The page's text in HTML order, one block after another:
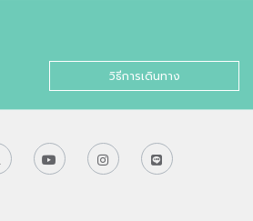
วิธีการเดินทาง